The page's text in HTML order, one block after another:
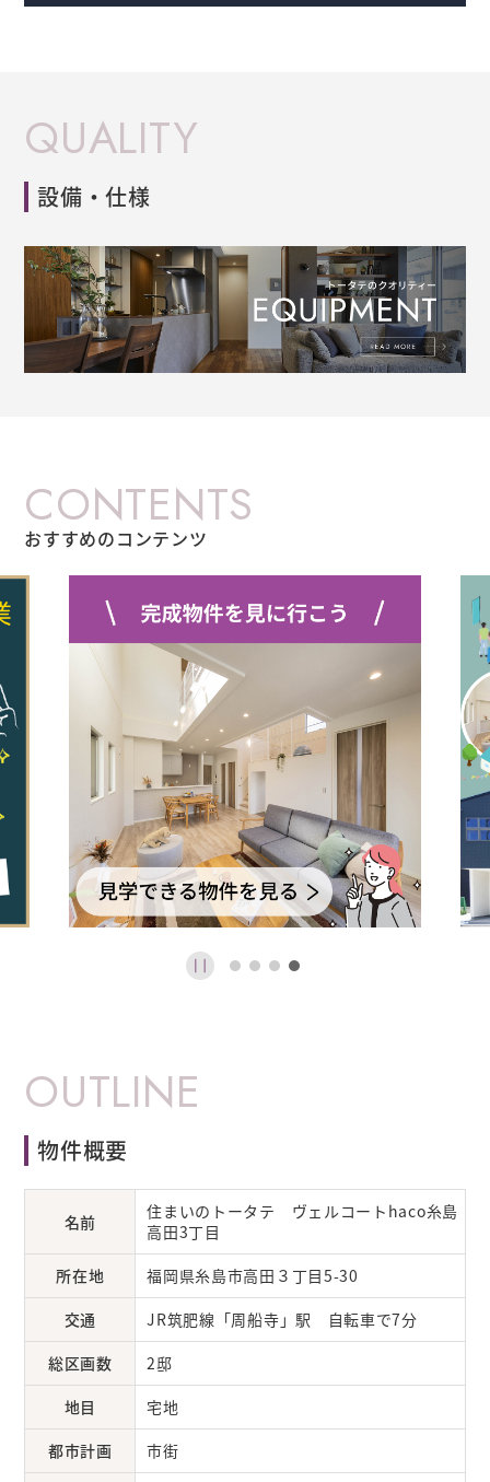
QUALITY
設備・仕様
CONTENTS
おすすめのコンテンツ
OUTLINE
物件概要
名前
住まいのトータテ ヴェルコートhaco糸島
高田3丁目
所在地
福岡県糸島市高田３丁目5-30
交通
JR筑肥線「周船寺」駅 自転車で7分
総区画数
2邸
地目
宅地
都市計画
市街